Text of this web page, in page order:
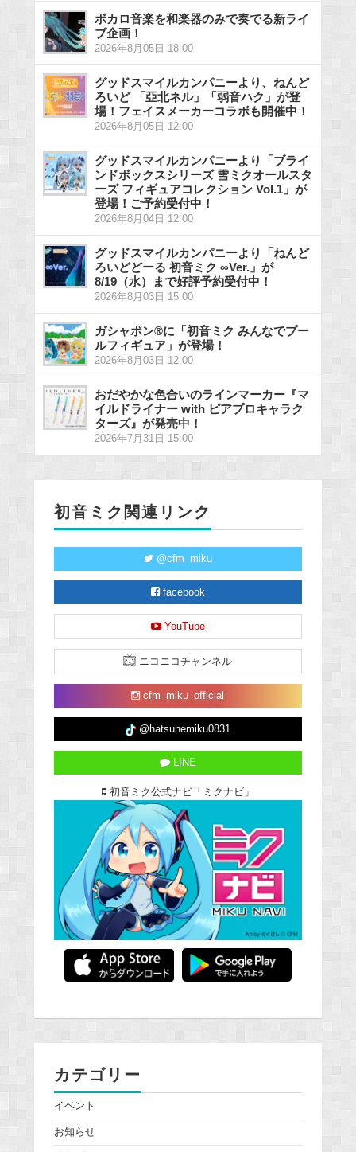
ボカロ音楽を和楽器のみで奏でる新ライ
ブ企画！
2026年8月05日 18:00
グッドスマイルカンパニーより、ねんど
ろいど 「亞北ネル」「弱音ハク」が登
場！フェイスメーカーコラボも開催中！
2026年8月05日 12:00
グッドスマイルカンパニーより「ブライ
ンドボックスシリーズ 雪ミクオールスタ
ーズ フィギュアコレクション Vol.1」が
登場！ご予約受付中！
2026年8月04日 12:00
グッドスマイルカンパニーより「ねんど
ろいどどーる 初音ミク ∞Ver.」が
8/19（水）まで好評予約受付中！
2026年8月03日 15:00
ガシャポン®に「初音ミク みんなでプー
ルフィギュア」が登場！
2026年8月03日 12:00
おだやかな色合いのラインマーカー『マ
イルドライナー with ピアプロキャラク
ターズ』が発売中！
2026年7月31日 15:00
初音ミク関連リンク
@cfm_miku
facebook
YouTube
ニコニコチャンネル
cfm_miku_official
@hatsunemiku0831
LINE
初音ミク公式ナビ「ミクナビ」
カテゴリー
イベント
お知らせ